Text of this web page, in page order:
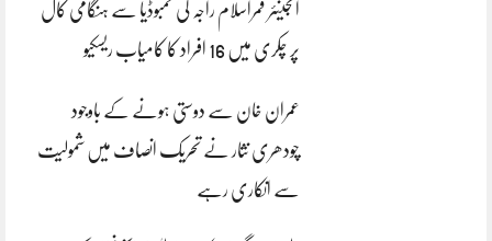
انجینئر قمراسلام راجہ کی کمبوڈیا سے ہنگامی کال
پر چکری میں 16 افراد کا کامیاب ریسکیو
عمران خان سے دوستی ہونے کے باوجود
چودھری نثار نے تحریک انصاف میں شمولیت
سے انکاری رہے